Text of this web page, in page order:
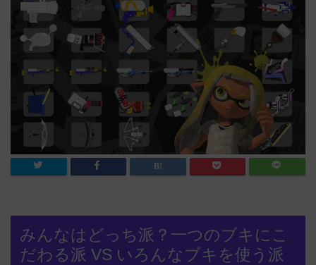
みんなはどっち派？一つのブキにこ
だわる派 VS いろんなブキを使う派